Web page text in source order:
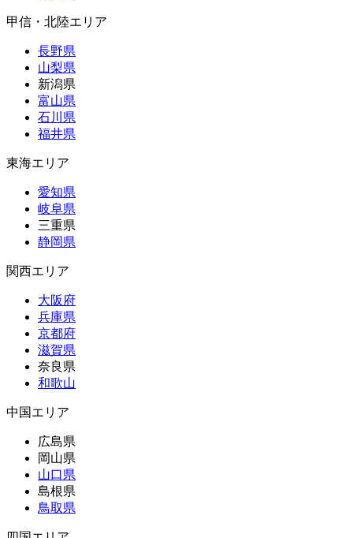
甲信・北陸エリア
長野県
山梨県
新潟県
富山県
石川県
福井県
東海エリア
愛知県
岐阜県
三重県
静岡県
関西エリア
大阪府
兵庫県
京都府
滋賀県
奈良県
和歌山
中国エリア
広島県
岡山県
山口県
島根県
鳥取県